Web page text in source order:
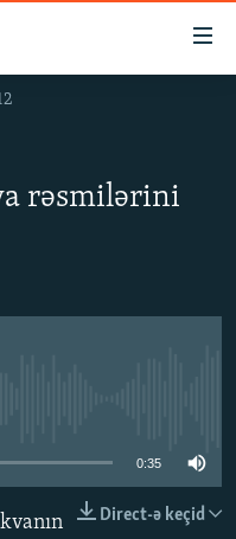
rəsmilərini
0:35
Direct-ə keçid